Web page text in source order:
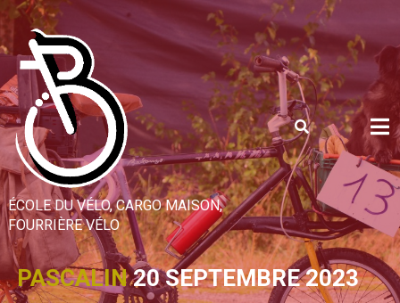
Skip
to
content
ÉCOLE DU VÉLO, CARGO MAISON,
FOURRIÈRE VÉLO
PASCALIN 20 SEPTEMBRE 2023